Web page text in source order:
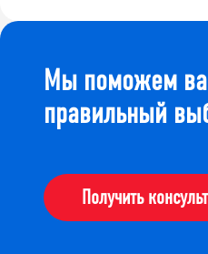
Мы поможем
правильный
Получить